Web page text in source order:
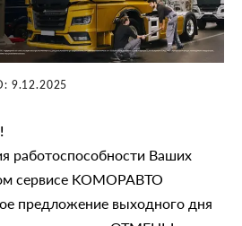
9.12.2025
работоспособности Ваших
сервисе KOMOPABTO
предложение выходного дня